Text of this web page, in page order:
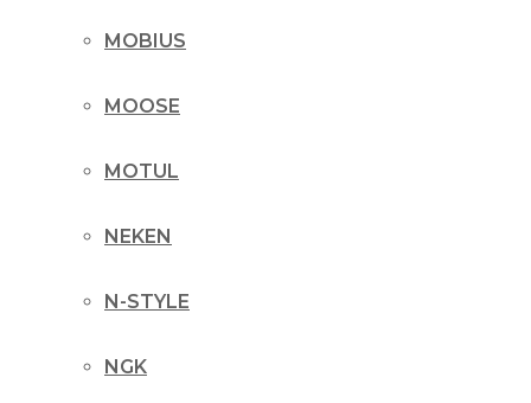
MOBIUS
MOOSE
MOTUL
NEKEN
N-STYLE
NGK